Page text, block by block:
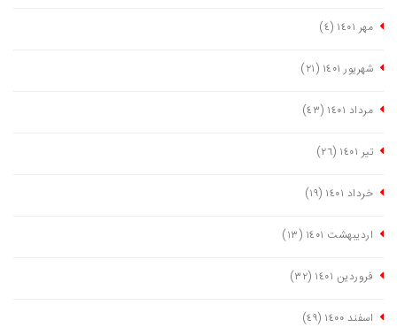
مهر ١٤٠١ (٤)
شهریور ١٤٠١ (٢١)
مرداد ١٤٠١ (٤٣)
تیر ١٤٠١ (٢٦)
خرداد ١٤٠١ (١٩)
اردیبهشت ١٤٠١ (١٣)
فروردین ١٤٠١ (٣٢)
اسفند ١٤٠٠ (٤٩)